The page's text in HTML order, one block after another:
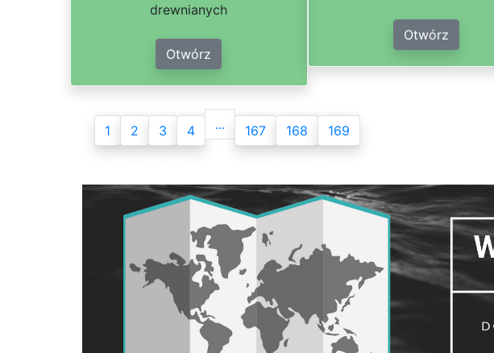
drewnianych
Otwórz
Otwórz
1 2 3 4 ... 167 168 169